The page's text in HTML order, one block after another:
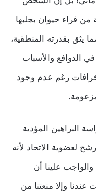
فراء حيوان بجلبها
يثق بقدرته المنطقية،
في الدوافع والأسباب
رغم عدم وجود
البراهين المؤدية
لعضوية الاتحاد لأنه
علينا أن
وإلا منعتنا من